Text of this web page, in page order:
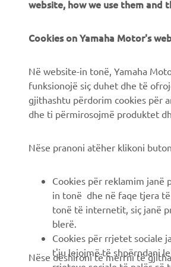
News
Brochures
Lavora con noi
Lavora presso una
Diventa un rivenditore
Informativa sui diritti
Informativa di base sulla
website, how we use them and
Cookies on Yamaha Motor's
Në website-in tonë, Yamaha
funksionojë siç duhet dhe të
gjithashtu përdorim cookies për
dhe ti përmirosojmë produktet
Nëse pranoni atëher klikoni
Cookies për reklamim
in tonë dhe në faqe tjera
tonë të internetit, siç janë
blerë.
Cookies për rrjetet sociale
t'ju lejojmë të shpërndani
Nëse dëshironi të merrni të